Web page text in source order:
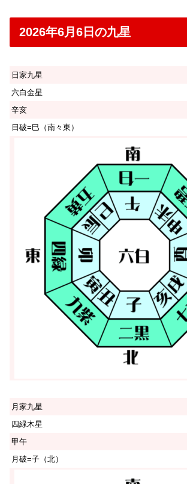
2026年6月6日の九星
日家九星
六白金星
辛亥
日破=巳（南々東）
月家九星
四緑木星
甲午
月破=子（北）